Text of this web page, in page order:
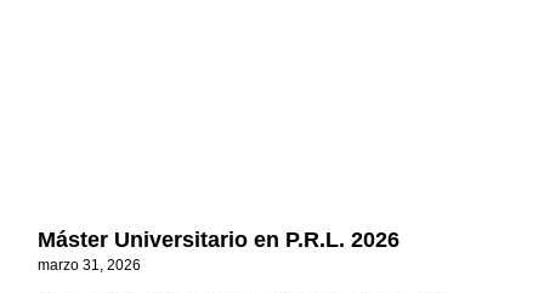
Máster Universitario en P.R.L. 2026
marzo 31, 2026